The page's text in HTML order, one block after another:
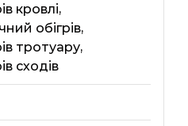
кровлі,
обігрів,
тротуару,
сходів